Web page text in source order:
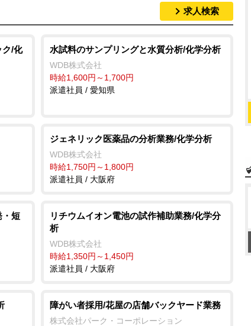
求人検索
ク/化 水試料のサンプリングと水質分析/化学分析
WDB株式会社
時給1,600円～1,700円
派遣社員 / 愛知県
ジェネリック医薬品の分析業務/化学分析
WDB株式会社
時給1,750円～1,800円
派遣社員 / 大阪府
・短
リチウムイオン電池の試作補助業務/化学分
析
WDB株式会社
時給1,350円～1,450円
派遣社員 / 大阪府
障がい者採用/花屋の店舗バックヤード業務
株式会社パーク・コーポレーション